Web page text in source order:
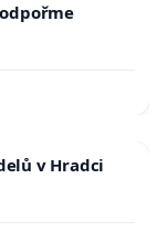
v Hradci